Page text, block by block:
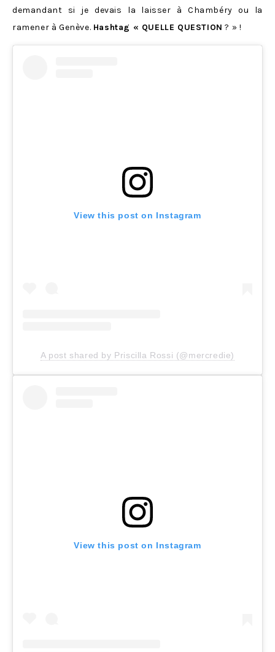
demandant si je devais la laisser à Chambéry ou la
ramener à Genève. Hashtag « QUELLE QUESTION ? » !
View this post on Instagram
A post shared by Priscilla Rossi (@mercredie)
View this post on Instagram